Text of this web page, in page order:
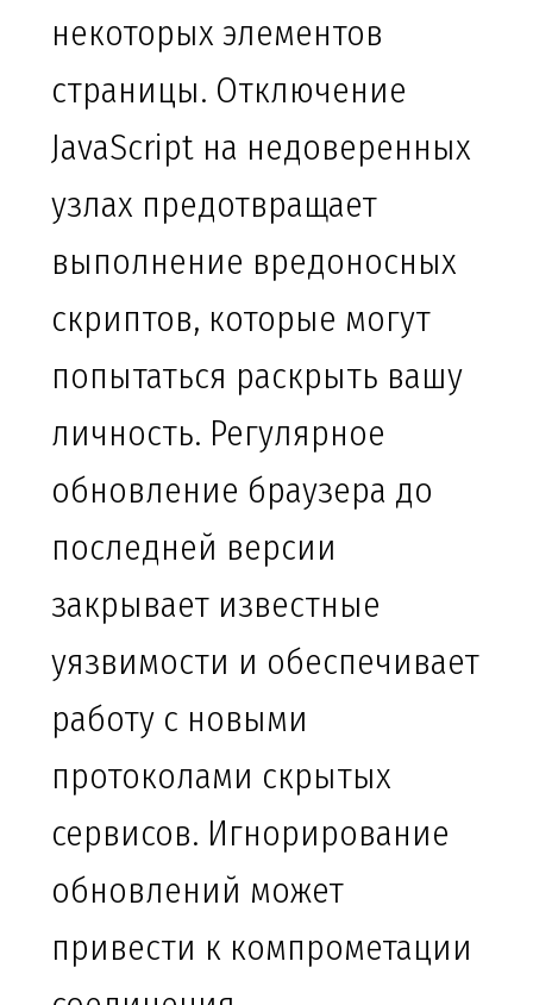
некоторых элементов
страницы. Отключение
JavaScript на недоверенных
узлах предотвращает
выполнение вредоносных
скриптов, которые могут
попытаться раскрыть вашу
личность. Регулярное
обновление браузера до
последней версии
закрывает известные
уязвимости и обеспечивает
работу с новыми
протоколами скрытых
сервисов. Игнорирование
обновлений может
привести к компрометации